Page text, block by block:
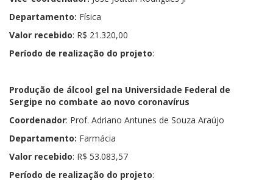
Departamento: Física
Valor recebido: R$ 21.320,00
Período de realização do projeto:
Produção de álcool gel na Universidade Federal de
Sergipe no combate ao novo coronavírus
Coordenador: Prof. Adriano Antunes de Souza Araújo
Departamento: Farmácia
Valor recebido: R$ 53.083,57
Período de realização do projeto: